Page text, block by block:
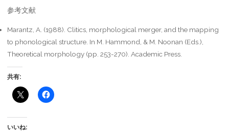
参考文献
Marantz, A. (1988). Clitics, morphological merger, and the mapping
to phonological structure. In M. Hammond, & M. Noonan (Eds.),
Theoretical morphology (pp. 253-270). Academic Press.
共有:
いいね: